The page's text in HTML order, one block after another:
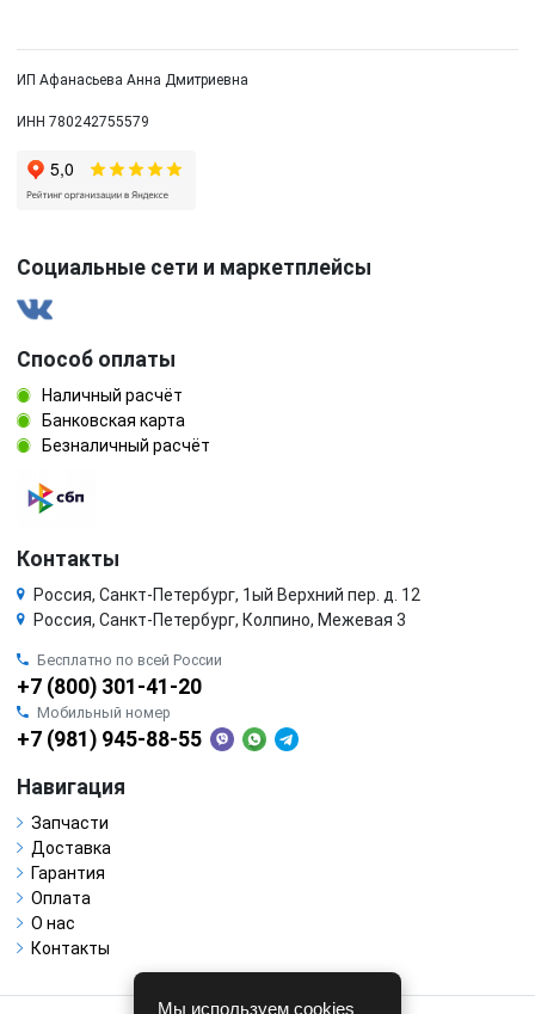
ИП Афанасьева Анна Дмитриевна
ИНН 780242755579
Социальные сети и маркетплейсы
Способ оплаты
Наличный расчёт
Банковская карта
Безналичный расчёт
Контакты
Россия, Санкт-Петербург, 1ый Верхний пер. д. 12
Россия, Санкт-Петербург, Колпино, Межевая 3
Бесплатно по всей России
+7 (800) 301-41-20
Мобильный номер
+7 (981) 945-88-55
Навигация
Запчасти
Доставка
Гарантия
Оплата
О нас
Контакты
Мы используем cookies